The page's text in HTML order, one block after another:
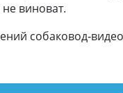
виноват.
собаковод-